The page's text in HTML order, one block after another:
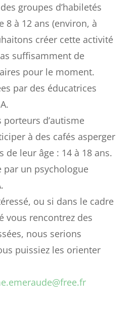
groupes d’habiletés
8 à 12 ans (environ, à
créer cette activité
suffisamment de
pour le moment.
par des éducatrices
porteurs d’autisme
à des cafés asperger
de leur âge : 14 à 18 ans.
par un psychologue
ou si dans le cadre
vous rencontrez des
nous serions
puissiez les orienter